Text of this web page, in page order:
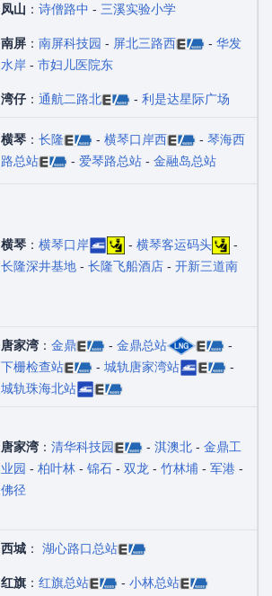
凤山 ： 诗僧路中 - 三溪实验小学
南屏 ： 南屏科技园 - 屏北三路西 - 华发
水岸 - 市妇儿医院东
湾仔 ： 通航二路北 - 利是达星际广场
横琴 ： 长隆 - 横琴口岸西 - 琴海西
路总站
- 爱琴路总站 - 金融岛总站
横琴 ： 横琴口岸 - 横琴客运码头
-
长隆深井基地 - 长隆飞船酒店 - 开新三道南
唐家湾 ： 金鼎 - 金鼎总站
-
下栅检查站
- 城轨唐家湾站
-
城轨珠海北站
唐家湾 ： 清华科技园 - 淇澳北 - 金鼎工
业园 - 柏叶林 - 锦石 - 双龙 - 竹林埔 - 军港 -
佛径
西城 ： 湖心路口总站
红旗 ： 红旗总站 - 小林总站